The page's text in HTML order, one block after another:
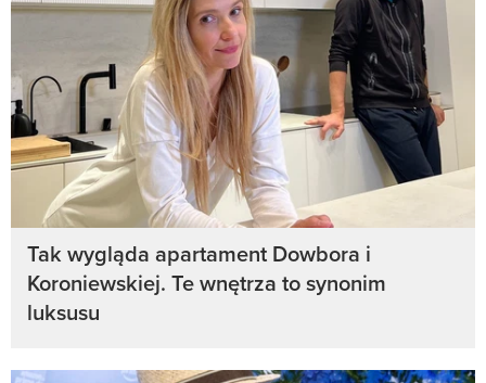
Tak wygląda apartament Dowbora i
Koroniewskiej. Te wnętrza to synonim
luksusu